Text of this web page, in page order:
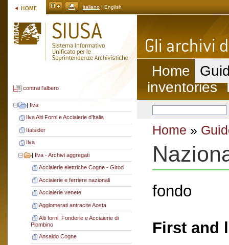
italiano | English
contrai l'albero
| Ilva
Ilva Alti Forni e Acciaierie d’Italia
Italsider
Ilva
| Ilva - Archivi aggregati
Acciaierie elettriche Cogne - Girod
Acciaierie e ferriere nazionali
Acciaierie venete
Agglomerati antracite Aosta
Alti forni, Fonderie e Acciaierie di
Piombino
Ansaldo Cogne
Home
inventories
Home »
fondo
First and